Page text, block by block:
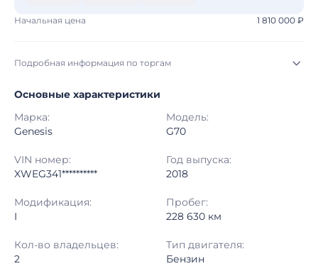
Начальная цена 1 810 000 ₽
Подробная информация по торгам
Начало торгов: 06.08.2026, 12:17 МСК
Конец торгов: 17.08.2026, 11:02 МСК
Тип аукциона: Открытые торги
Шаг торгов: 50 000 ₽
Кол-во ставок:
Основные характеристики
Марка:
Genesis
Модель:
G70
VIN номер:
XWEG341**********
Год выпуска:
2018
Модификация:
I
Пробег:
228 630 км
Кол-во владельцев:
2
Тип двигателя:
Бензин